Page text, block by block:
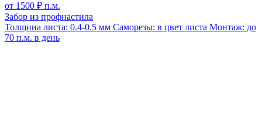
от 1500 ₽ п.м.
Забор из профнастила
Толщина листа: 0.4-0.5 мм Саморезы: в цвет листа Монтаж: до
70 п.м. в день